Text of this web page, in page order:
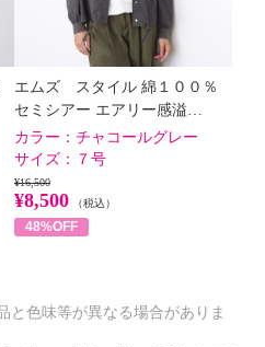
エムズ スタイル 綿１００％
セミシアー エアリー感溢…
カラー： チャコールグレー
サイズ：
７号
¥16,500
¥8,500 （税込）
48%OFF
色味等が異なる場合がありま